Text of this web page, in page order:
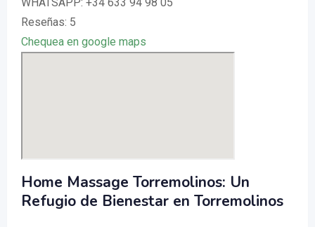
Reseñas: 5
Chequea en google maps
Home Massage Torremolinos: Un
Refugio de Bienestar en Torremolinos